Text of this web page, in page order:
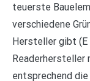
teuerste
verschiedene
Hersteller gibt (E
entsprechend die